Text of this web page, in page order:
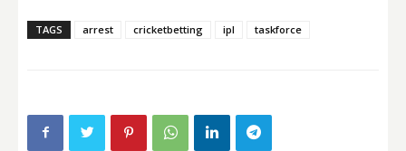
TAGS arrest cricketbetting ipl taskforce